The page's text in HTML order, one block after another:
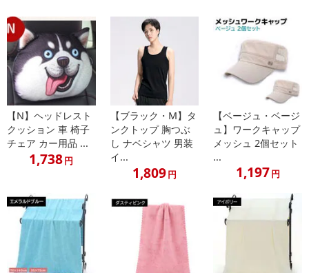
【N】ヘッドレスト
クッション 車 椅子
チェア カー用品 ...
1,738円
【ブラック・M】タ
ンクトップ 胸つぶ
し ナベシャツ 男装
イ...
1,809円
【ベージュ・ベージ
ュ】ワークキャップ
メッシュ 2個セット
...
1,197円